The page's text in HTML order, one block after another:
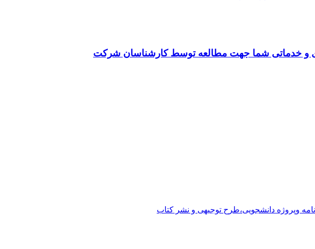
و خدماتی شما جهت مطالعه توسط کارشناسان شرکت
وپروژه دانشجویی،طرح توجیهی و نشر کتاب